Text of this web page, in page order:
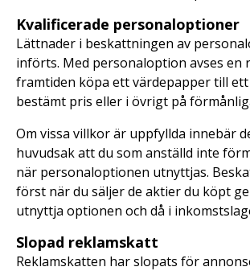
Kvalificerade personaloptioner
Lättnader i beskattningen av
införts. Med personaloption avses en
framtiden köpa ett värdepapper till
bestämt pris eller i övrigt på
Om vissa villkor är uppfyllda innebär
huvudsak att du som anställd inte
när personaloptionen utnyttjas.
först när du säljer de aktier du köpt
utnyttja optionen och då i
Slopad reklamskatt
Reklamskatten har slopats för